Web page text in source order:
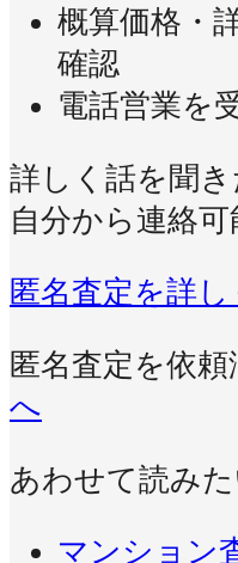
概算価格・
確認
電話営業を
詳しく話を聞
自分から連絡可
匿名査定を詳し
匿名査定を依
へ
あわせて読み
マンション